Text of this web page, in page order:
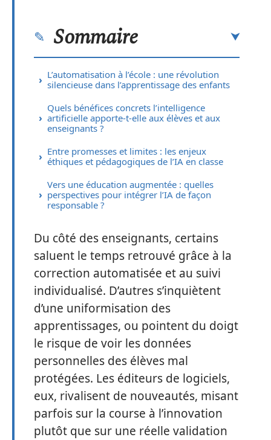
Sommaire
L’automatisation à l’école : une révolution
silencieuse dans l’apprentissage des enfants
Quels bénéfices concrets l’intelligence
artificielle apporte-t-elle aux élèves et aux
enseignants ?
Entre promesses et limites : les enjeux
éthiques et pédagogiques de l’IA en classe
Vers une éducation augmentée : quelles
perspectives pour intégrer l’IA de façon
responsable ?
Du côté des enseignants, certains
saluent le temps retrouvé grâce à la
correction automatisée et au suivi
individualisé. D’autres s’inquiètent
d’une uniformisation des
apprentissages, ou pointent du doigt
le risque de voir les données
personnelles des élèves mal
protégées. Les éditeurs de logiciels,
eux, rivalisent de nouveautés, misant
parfois sur la course à l’innovation
plutôt que sur une réelle validation